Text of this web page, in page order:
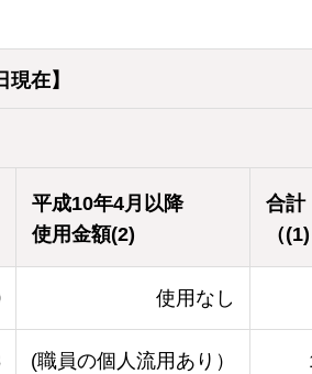
在】
平成10年4月以降
使用金額(2)
合計
（
使用なし
(職員の個人流用あり）